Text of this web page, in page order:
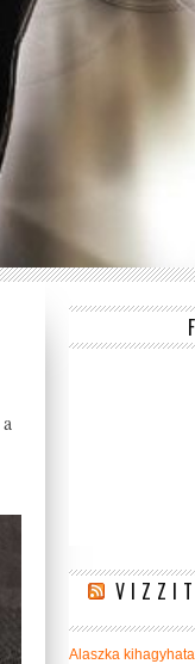
a
Alaszka